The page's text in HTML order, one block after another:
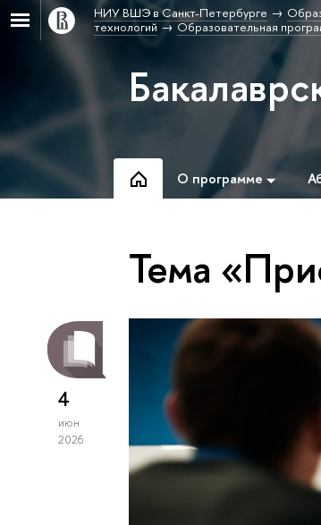
НИУ ВШЭ в Санкт-Петербурге
технологий
Образовательная
О программе
Тема
4
июн
2026